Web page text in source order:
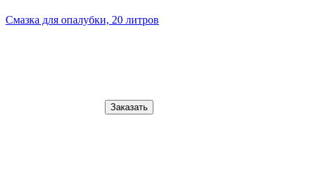
Смазка для опалубки, 20 литров
Заказать